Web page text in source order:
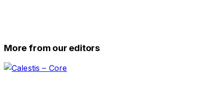
More from our editors